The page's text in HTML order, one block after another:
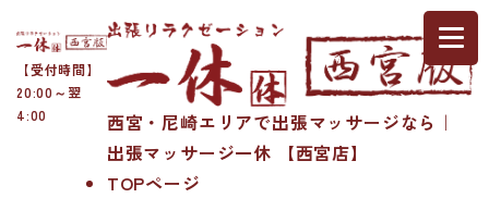
【受付時間】
20:00～翌
4:00
西宮・尼崎エリアで出張マッサージなら｜
出張マッサージ一休 【西宮店】
TOPページ